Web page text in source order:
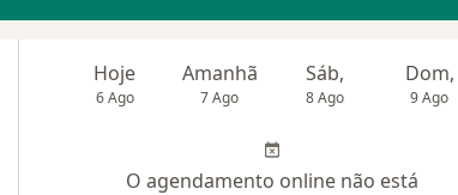
Hoje
6 Ago
Amanhã
7 Ago
Sáb,
8 Ago
Dom,
9 Ago
O agendamento online não está